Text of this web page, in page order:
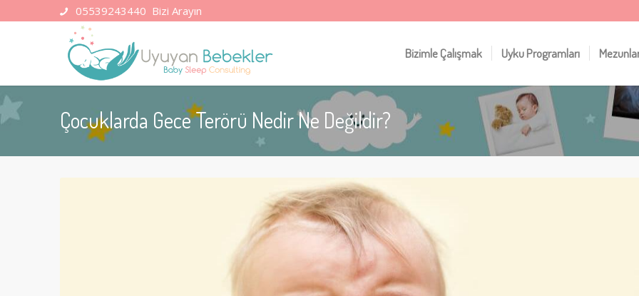
05539243440 Bizi Arayın
Bizimle Çalışmak Uyku Programları
Çocuklarda Gece Terörü Nedir Ne Değildir?